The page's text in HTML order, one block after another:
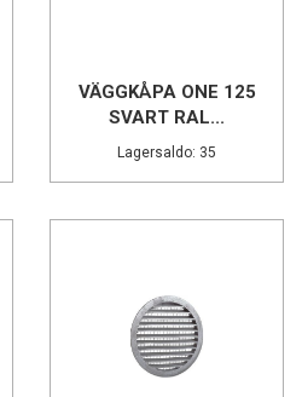
VÄGGKÅPA ONE 125
SVART RAL...
Lagersaldo: 35